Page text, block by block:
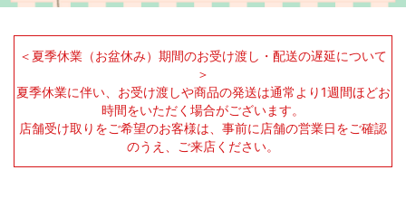
＜夏季休業（お盆休み）期間のお受け渡し・配送の遅延について
＞
夏季休業に伴い、お受け渡しや商品の発送は通常より1週間ほどお
時間をいただく場合がございます。
店舗受け取りをご希望のお客様は、事前に店舗の営業日をご確認
のうえ、ご来店ください。